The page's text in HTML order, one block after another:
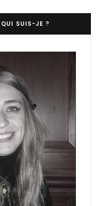
SUIS-JE ?